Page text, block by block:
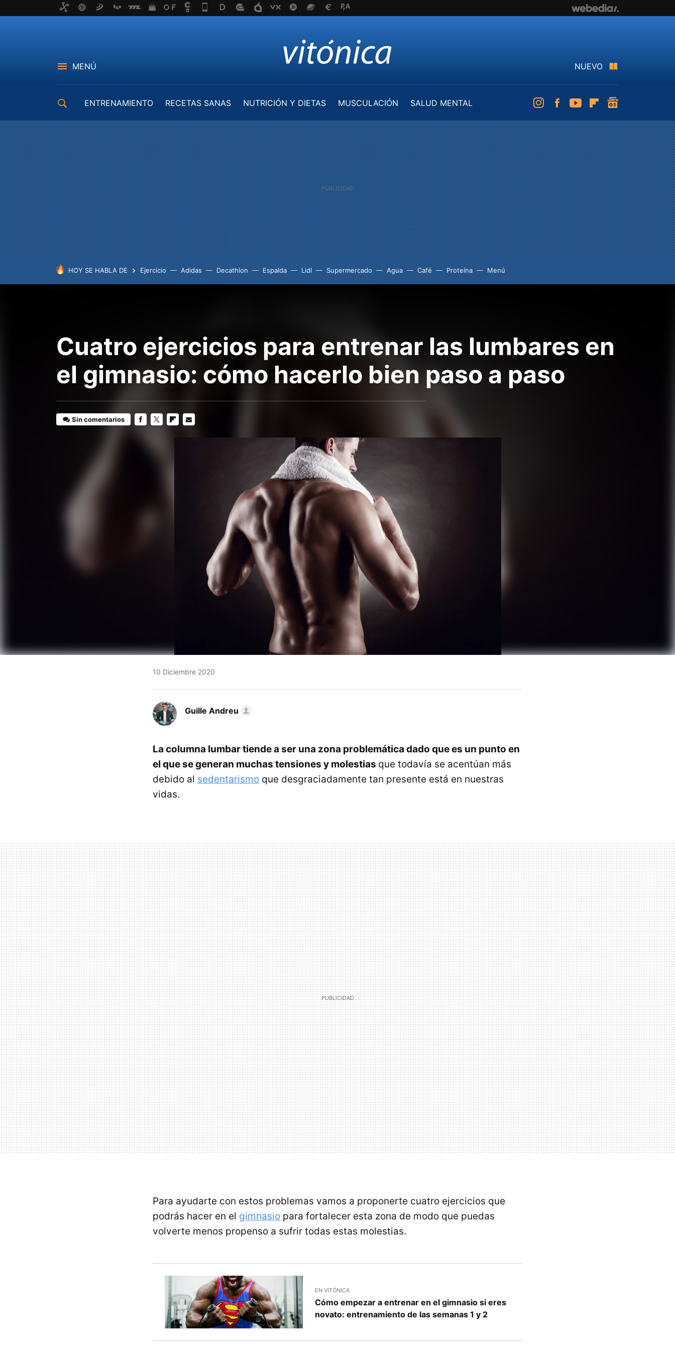
MENÚ NUEVO
ENTRENAMIENTO RECETAS SANAS NUTRICIÓN Y DIETAS MUSCULACIÓN
SALUD MENTAL
InstagramFacebookYoutubeFlipboard
HOY SE HABLA DE Ejercicio Adidas Decathlon Espalda Lidl Supermercado Agua Café Proteína Menú
Cuatro ejercicios para entrenar las lumbares en
el gimnasio: cómo hacerlo bien paso a paso
Sin comentarios
10 Diciembre 2020
Guille Andreu
La columna lumbar tiende a ser una zona problemática dado que es un punto en
el que se generan muchas tensiones y molestias que todavía se acentúan más
debido al sedentarismo que desgraciadamente tan presente está en nuestras
vidas.
Para ayudarte con estos problemas vamos a proponerte cuatro ejercicios que
podrás hacer en el gimnasio para fortalecer esta zona de modo que puedas
volverte menos propenso a sufrir todas estas molestias.
EN VITÓNICA
Cómo empezar a entrenar en el gimnasio si eres
novato: entrenamiento de las semanas 1 y 2